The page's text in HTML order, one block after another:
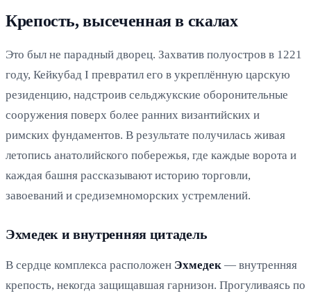
Крепость, высеченная в скалах
Это был не парадный дворец. Захватив полуостров в 1221
году, Кейкубад I превратил его в укреплённую царскую
резиденцию, надстроив сельджукские оборонительные
сооружения поверх более ранних византийских и
римских фундаментов. В результате получилась живая
летопись анатолийского побережья, где каждые ворота и
каждая башня рассказывают историю торговли,
завоеваний и средиземноморских устремлений.
Эхмедек и внутренняя цитадель
В сердце комплекса расположен Эхмедек — внутренняя
крепость, некогда защищавшая гарнизон. Прогуливаясь по